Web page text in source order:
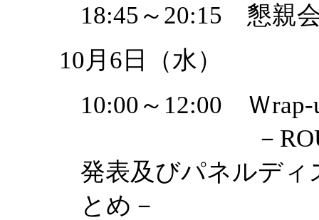
18:45～20:15 懇親
10月6日（水）
10:00～12:00 Ｗ
－ROUND
発表及びパネルデ
とめ－